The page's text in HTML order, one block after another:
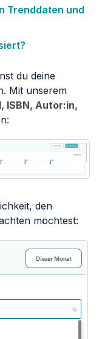
Royalties
Trenddaten und
du deine
Mit unserem
ISBN, Autor:in,
:
den
möchtest: